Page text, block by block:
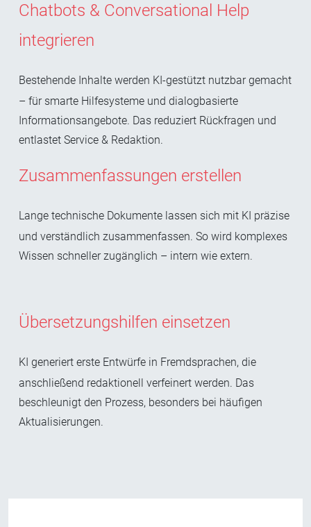
Chatbots & Conversational Help
integrieren
Bestehende Inhalte werden KI-gestützt nutzbar gemacht
– für smarte Hilfesysteme und dialogbasierte
Informationsangebote. Das reduziert Rückfragen und
entlastet Service & Redaktion.
Zusammenfassungen erstellen
Lange technische Dokumente lassen sich mit KI präzise
und verständlich zusammenfassen. So wird komplexes
Wissen schneller zugänglich – intern wie extern.
Übersetzungshilfen einsetzen
KI generiert erste Entwürfe in Fremdsprachen, die
anschließend redaktionell verfeinert werden. Das
beschleunigt den Prozess, besonders bei häufigen
Aktualisierungen.